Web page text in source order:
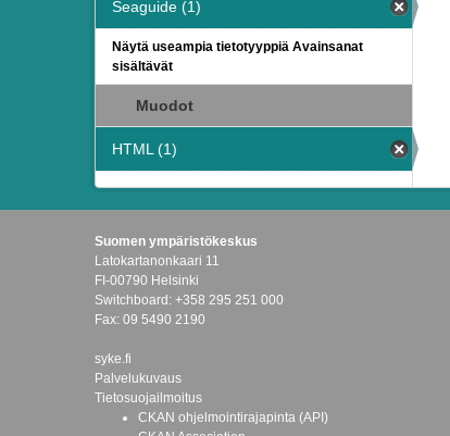
Seaguide (1)
Näytä useampia tietotyyppiä Avainsanat
sisältävät
Muodot
HTML (1)
Suomen ympäristökeskus
Latokartanonkaari 11
FI-00790 Helsinki
Switchboard: +358 295 251 000
Fax: 09 5490 2190
syke.fi
Palvelukuvaus
Tietosuojailmoitus
CKAN ohjelmointirajapinta (API)